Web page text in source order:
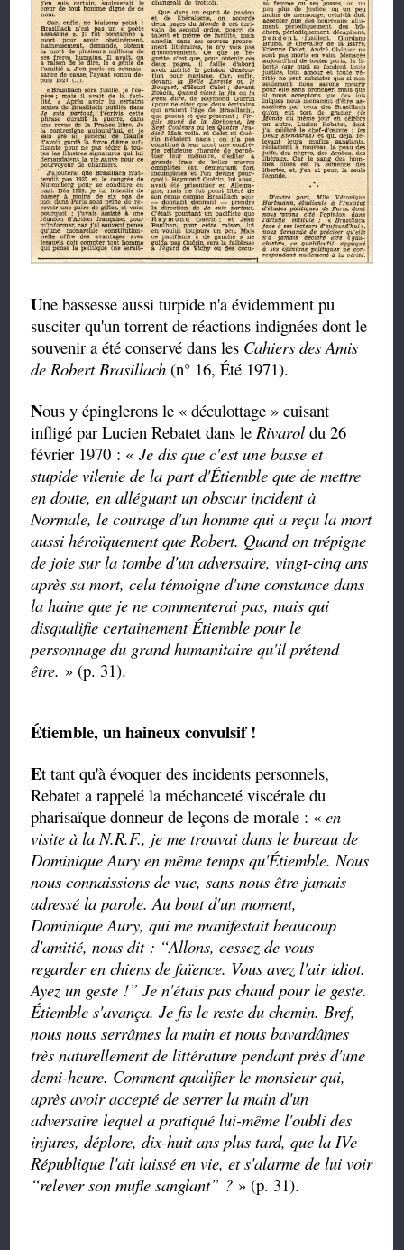
Une bassesse aussi turpide n'a évidemment pu
susciter qu'un torrent de réactions indignées dont le
souvenir a été conservé dans les Cahiers des Amis
de Robert Brasillach (n° 16, Été 1971).
Nous y épinglerons le « déculottage » cuisant
infligé par Lucien Rebatet dans le Rivaroldu 26
février 1970 : «Je dis que c'est une basse et
stupide vilenie de la part d'Étiemble que de mettre
en doute, en alléguant un obscur incident à
Normale, le courage d'un homme qui a reçu la mort
aussi héroïquement que Robert. Quand on trépigne
de joie sur la tombe d'un adversaire, vingt-cinq ans
après sa mort, cela témoigne d'une constance dans
la haine que je ne commenterai pas, mais qui
disqualifie certainement Étiemble pour le
personnage du grand humanitaire qu'il prétend
être. » (p. 31).
Étiemble, un haineux convulsif !
Et tant qu'à évoquer des incidents personnels,
Rebatet a rappelé la méchanceté viscérale du
pharisaïque donneur de leçons de morale : «en
visite à la N.R.F., je me trouvai dans le bureau de
Dominique Aury en même temps qu'Étiemble. Nous
nous connaissions de vue, sans nous être jamais
adressé la parole. Au bout d'un moment,
Dominique Aury, qui me manifestait beaucoup
d'amitié, nous dit : “Allons, cessez de vous
regarder en chiens de faïence. Vous avez l'air idiot.
Ayez un geste !” Je n'étais pas chaud pour le geste.
Étiemble s'avança. Je fis le reste du chemin. Bref,
nous nous serrâmes la main et nous bavardâmes
très naturellement de littérature pendant près d'une
demi-heure. Comment qualifier le monsieur qui,
après avoir accepté de serrer la main d'un
adversaire lequel a pratiqué lui-même l'oubli des
injures, déplore, dix-huit ans plus tard, que la IVe
République l'ait laissé en vie, et s'alarme de lui voir
“relever son mufle sanglant” ? » (p. 31).